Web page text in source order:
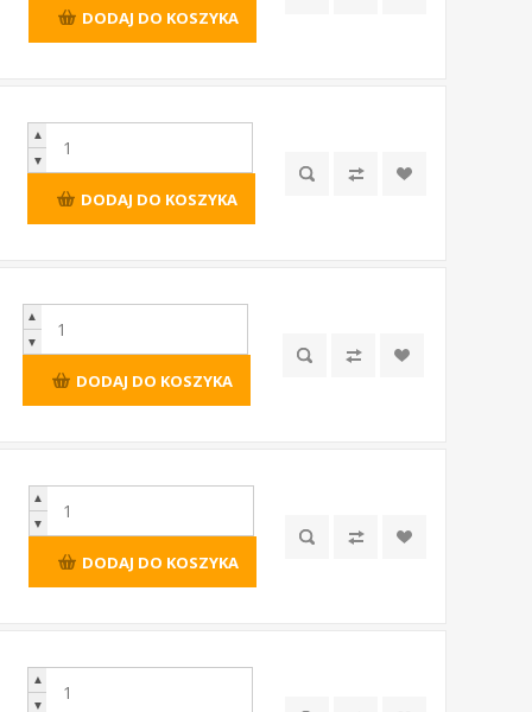
DODAJ DO KOSZYKA
▲
▼
DODAJ DO KOSZYKA
▲
▼
DODAJ DO KOSZYKA
▲
▼
DODAJ DO KOSZYKA
▲
▼